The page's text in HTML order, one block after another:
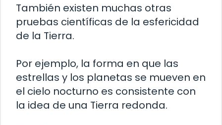
También existen muchas otras
pruebas científicas de la esfericidad
de la Tierra.
Por ejemplo, la forma en que las
estrellas y los planetas se mueven en
el cielo nocturno es consistente con
la idea de una Tierra redonda.